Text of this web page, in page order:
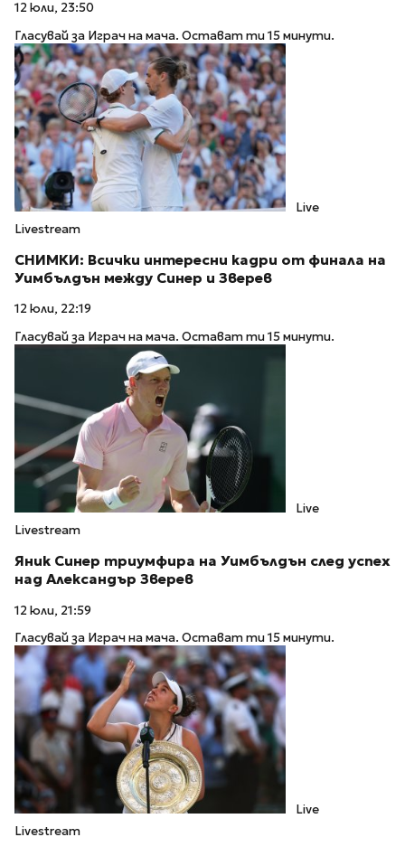
12 юли, 23:50
Гласувай за Играч на мача. Остават ти 15 минути.
Live
Livestream
СНИМКИ: Всички интересни кадри от финала на
Уимбълдън между Синер и Зверев
12 юли, 22:19
Гласувай за Играч на мача. Остават ти 15 минути.
Live
Livestream
Яник Синер триумфира на Уимбълдън след успех
над Александър Зверев
12 юли, 21:59
Гласувай за Играч на мача. Остават ти 15 минути.
Live
Livestream